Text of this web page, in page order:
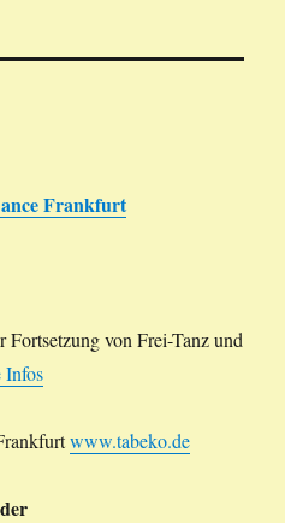
Frankfurt
Fortsetzung von Frei-Tanz und
Infos
www.tabeko.de